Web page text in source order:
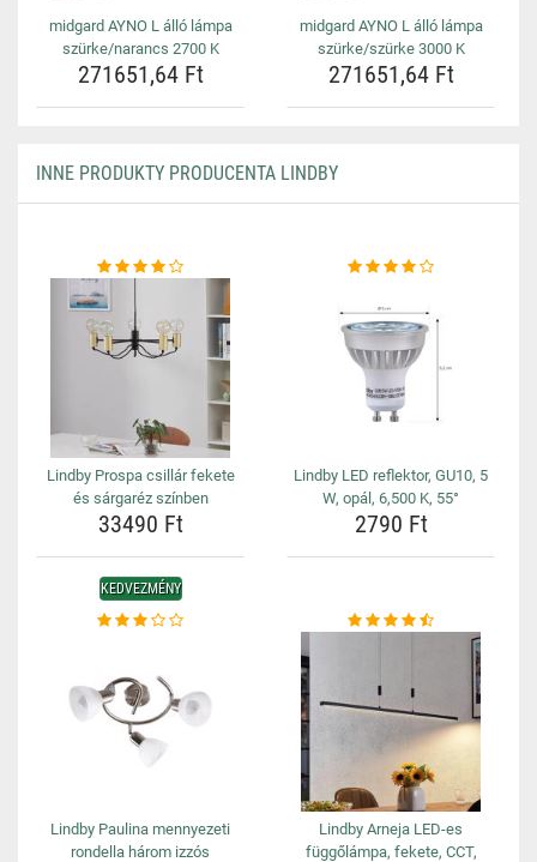
midgard AYNO L álló lámpa
szürke/narancs 2700 K
271651,64 Ft
midgard AYNO L álló lámpa
szürke/szürke 3000 K
271651,64 Ft
INNE PRODUKTY PRODUCENTA LINDBY
Lindby Prospa csillár fekete
és sárgaréz színben
33490 Ft
Lindby LED reflektor, GU10, 5
W, opál, 6,500 K, 55°
2790 Ft
KEDVEZMÉNY
Lindby Paulina mennyezeti
rondella három izzós
Lindby Arneja LED-es
függőlámpa, fekete, CCT,